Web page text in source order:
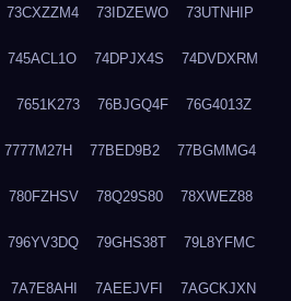
73CXZZM4 73IDZEWO 73UTNHIP
745ACL1O 74DPJX4S 74DVDXRM
7651K273 76BJGQ4F 76G4013Z
7777M27H 77BED9B2 77BGMMG4
780FZHSV 78Q29S80 78XWEZ88
796YV3DQ 79GHS38T 79L8YFMC
7A7E8AHI 7AEEJVFI 7AGCKJXN